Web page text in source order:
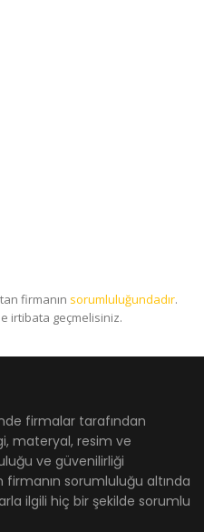
firmanın sorumluluğundadır.
irtibata geçmelisiniz.
firmalar tarafından
materyal, resim ve
ve güvenilirliği
sorumluluğu altında
ilgili hiç bir şekilde sorumlu